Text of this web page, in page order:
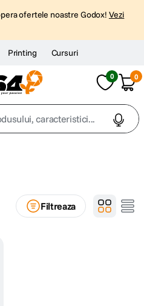
ofertele noastre Godox! Vezi
Printing Cursuri
0 0
caracteristici...
Filtreaza